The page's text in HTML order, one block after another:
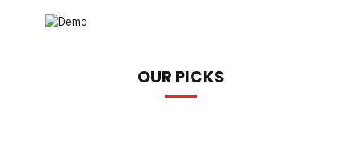
OUR PICKS